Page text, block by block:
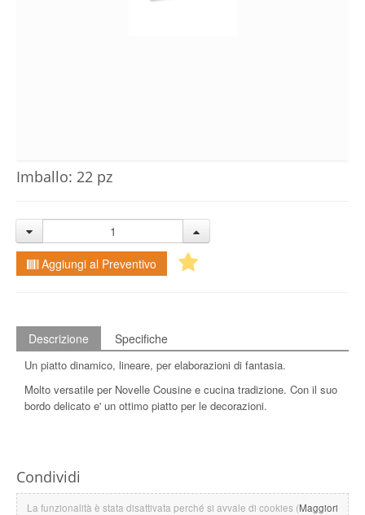
Imballo: 22 pz
Aggiungi al Preventivo
Descrizione Specifiche
Un piatto dinamico, lineare, per elaborazioni di fantasia.
Molto versatile per Novelle Cousine e cucina tradizione. Con il suo
bordo delicato e' un ottimo piatto per le decorazioni.
Condividi
La funzionalità è stata disattivata perché si avvale di cookies (Maggiori